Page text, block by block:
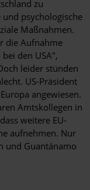
zu
psychologische
Maßnahmen.
die Aufnahme
den USA",
leider stünden
US-Präsident
angewiesen.
Amtskollegen in
weitere EU-
aufnehmen. Nur
und Guantánamo